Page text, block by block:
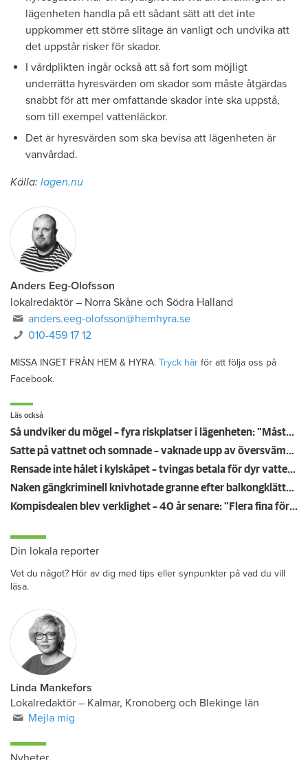
lägenheten handla på ett sådant sätt att det inte
uppkommer ett större slitage än vanligt och undvika att
det uppstår risker för skador.
I vårdplikten ingår också att så fort som möjligt
underrätta hyresvärden om skador som måste åtgärdas
snabbt för att mer omfattande skador inte ska uppstå,
som till exempel vattenläckor.
Det är hyresvärden som ska bevisa att lägenheten är
vanvårdad.
Källa: lagen.nu
Anders Eeg-Olofsson
lokalredaktör – Norra Skåne och Södra Halland
anders.eeg-olofsson@hemhyra.se
010-459 17 12
MISSA INGET FRÅN HEM & HYRA.
Läs också
Satte på vattnet och somnade – vaknade upp av översvämning hos grannen
Naken gängkriminell knivhotade granne efter balkongklättring
Din lokala reporter
Vet du något? Hör av dig med tips eller synpunkter på vad du vill
Linda Mankefors
Lokalredaktör – Kalmar, Kronoberg och Blekinge län